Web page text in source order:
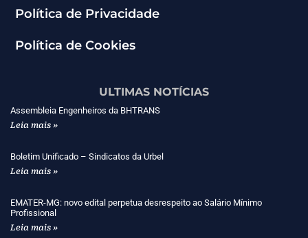
Política de Privacidade
Política de Cookies
ULTIMAS NOTÍCIAS
Assembleia Engenheiros da BHTRANS
Leia mais »
Boletim Unificado – Sindicatos da Urbel
Leia mais »
EMATER-MG: novo edital perpetua desrespeito ao Salário Mínimo
Profissional
Leia mais »